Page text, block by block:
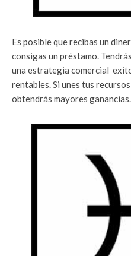
Es posible que recibas un
consigas un préstamo.
una estrategia comercial
rentables. Si unes tus
obtendrás mayores ganancias.